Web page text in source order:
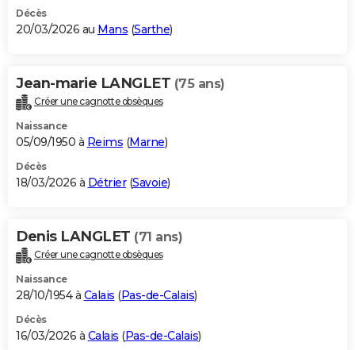
Décès
20/03/2026 au Mans (Sarthe)
Jean-marie LANGLET (75 ans)
Créer une cagnotte obsèques
Naissance
05/09/1950 à Reims (Marne)
Décès
18/03/2026 à Détrier(Savoie)
Denis LANGLET (71 ans)
Créer une cagnotte obsèques
Naissance
28/10/1954 à Calais (Pas-de-Calais)
Décès
16/03/2026 à Calais (Pas-de-Calais)